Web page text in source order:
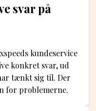
svar på
kundeservice
konkret svar, ud
tænkt sig til. Der
for problemerne.